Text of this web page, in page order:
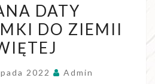
DATY
PIELGRZYMKI
DO
ŚWIĘTEJ
DATY
DO ZIEMII
2022 Admin